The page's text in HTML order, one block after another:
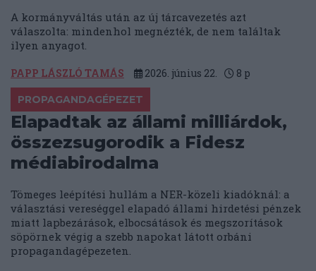
A kormányváltás után az új tárcavezetés azt
válaszolta: mindenhol megnézték, de nem találtak
ilyen anyagot.
PAPP LÁSZLÓ TAMÁS 2026. június 22. 8 p
PROPAGANDAGÉPEZET
Elapadtak az állami milliárdok,
összezsugorodik a Fidesz
médiabirodalma
Tömeges leépítési hullám a NER-közeli kiadóknál: a
választási vereséggel elapadó állami hirdetési pénzek
miatt lapbezárások, elbocsátások és megszorítások
söpörnek végig a szebb napokat látott orbáni
propagandagépezeten.